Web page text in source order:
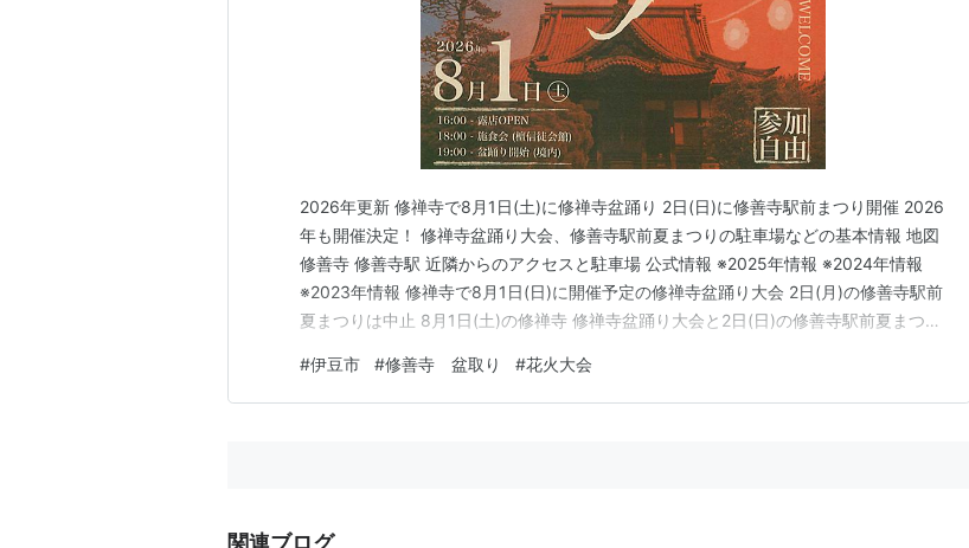
2026年更新 修禅寺で8月1日(土)に修禅寺盆踊り 2日(日)に修善寺駅前まつり開催 2026
年も開催決定！ 修禅寺盆踊り大会、修善寺駅前夏まつりの駐車場などの基本情報 地図
修善寺 修善寺駅 近隣からのアクセスと駐車場 公式情報 ※2025年情報 ※2024年情報
※2023年情報 修禅寺で8月1日(日)に開催予定の修禅寺盆踊り大会 2日(月)の修善寺駅前
夏まつりは中止 8月1日(土)の修禅寺 修禅寺盆踊り大会と2日(日)の修善寺駅前夏まつり
が、2日(金)に伊豆箱根鉄道駿豆線修善寺駅で修善寺駅前夏まつりが開かれ…
#伊豆市 #修善寺 盆取り #花火大会
関連ブログ